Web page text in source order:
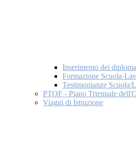
Inserimento dei
Formazione Scuola-
Testimonianze Scuola/
PTOF - Piano Triennale
Viaggi di Istruzione